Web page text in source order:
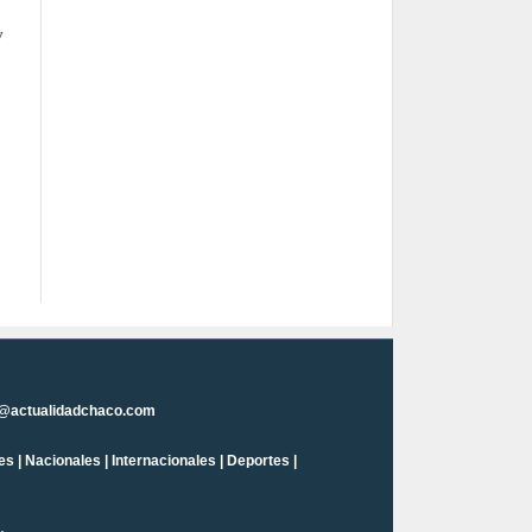
| Nacionales | Internacionales | Deportes |